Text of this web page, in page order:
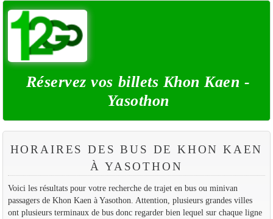
Réservez vos billets Khon Kaen -
Yasothon
HORAIRES DES BUS DE KHON KAEN
À YASOTHON
Voici les résultats pour votre recherche de trajet en bus ou minivan
passagers de Khon Kaen à Yasothon. Attention, plusieurs grandes villes
ont plusieurs terminaux de bus donc regarder bien lequel sur chaque ligne